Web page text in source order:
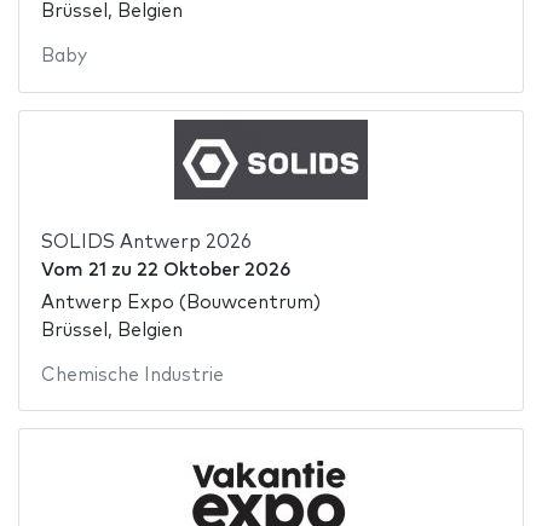
Brüssel, Belgien
Baby
SOLIDS Antwerp 2026
Vom 21 zu 22 Oktober 2026
Antwerp Expo (Bouwcentrum)
Brüssel, Belgien
Chemische Industrie